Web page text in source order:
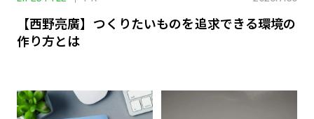
【西野亮廣】つくりたいものを追求できる環境の
作り方とは